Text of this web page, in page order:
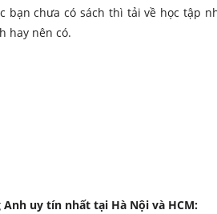
bạn chưa có sách thì tải về học tập
hay nên có.
uy tín nhất tại Hà Nội và HCM: